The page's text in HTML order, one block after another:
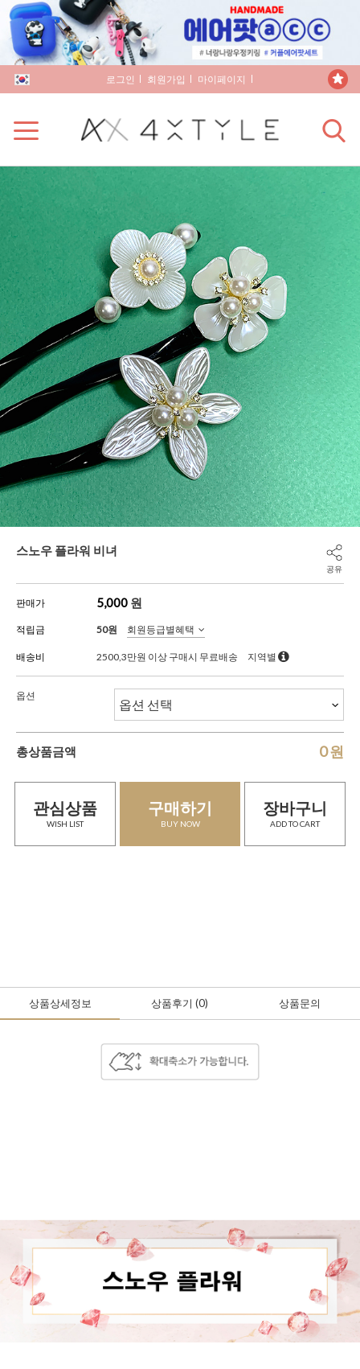
로그인 회원가입 마이페이지
스노우 플라워 비녀
공유
판매가 5,000 원
적립금 50원 회원등급별혜택
배송비 2500,3만원 이상 구매시 무료배송 지역별
옵션
총상품금액 0원
관심상품
WISH LIST
구매하기
BUY NOW
장바구니
ADD TO CART
상품상세정보 상품후기 (0) 상품문의